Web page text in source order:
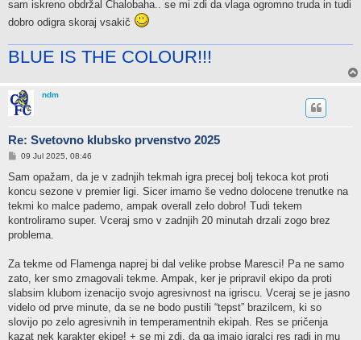
sam iskreno obdržal Chalobaha.. se mi zdi da vlaga ogromno truda in tudi
dobro odigra skoraj vsakič
BLUE IS THE COLOUR!!!
ndm
Re: Svetovno klubsko prvenstvo 2025
P
s
09 Jul 2025, 08:46
Sam opažam, da je v zadnjih tekmah igra precej bolj tekoca kot proti
koncu sezone v premier ligi. Sicer imamo še vedno dolocene trenutke na
tekmi ko malce pademo, ampak overall zelo dobro! Tudi tekem
kontroliramo super. Vceraj smo v zadnjih 20 minutah drzali zogo brez
problema.
Za tekme od Flamenga naprej bi dal velike probse Maresci! Pa ne samo
zato, ker smo zmagovali tekme. Ampak, ker je pripravil ekipo da proti
slabsim klubom izenacijo svojo agresivnost na igriscu. Vceraj se je jasno
videlo od prve minute, da se ne bodo pustili “tepst” brazilcem, ki so
slovijo po zelo agresivnih in temperamentnih ekipah. Res se pričenja
kazat nek karakter ekipe! + se mi zdi, da ga imajo igralci res radi in mu